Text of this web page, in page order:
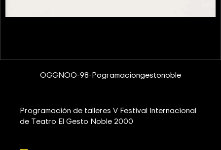
OGGNOO-98-Pogramaciongestonoble
Programación de talleres V Festival Internacional
de Teatro El Gesto Noble 2000